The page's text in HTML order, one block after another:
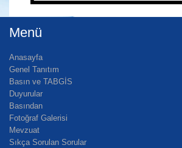
Menü
Anasayfa
Genel Tanıtım
Basın ve TABGİS
Duyurular
Basından
Fotoğraf Galerisi
Mevzuat
Sıkça Sorulan Sorular